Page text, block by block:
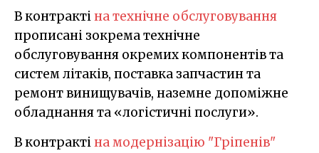
В контрактіна технічне обслуговування
прописані зокрема технічне
обслуговування окремих компонентів та
систем літаків, поставка запчастин та
ремонт винищувачів, наземне допоміжне
обладнання та «логістичні послуги».
В контрактіна модернізацію "Гріпенів"